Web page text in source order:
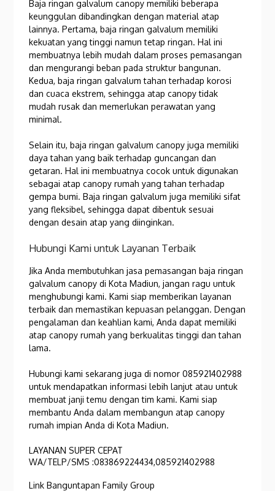
Baja ringan galvalum canopy memiliki beberapa
keunggulan dibandingkan dengan material atap
lainnya. Pertama, baja ringan galvalum memiliki
kekuatan yang tinggi namun tetap ringan. Hal ini
membuatnya lebih mudah dalam proses pemasangan
dan mengurangi beban pada struktur bangunan.
Kedua, baja ringan galvalum tahan terhadap korosi
dan cuaca ekstrem, sehingga atap canopy tidak
mudah rusak dan memerlukan perawatan yang
minimal.
Selain itu, baja ringan galvalum canopy juga memiliki
daya tahan yang baik terhadap guncangan dan
getaran. Hal ini membuatnya cocok untuk digunakan
sebagai atap canopy rumah yang tahan terhadap
gempa bumi. Baja ringan galvalum juga memiliki sifat
yang fleksibel, sehingga dapat dibentuk sesuai
dengan desain atap yang diinginkan.
Hubungi Kami untuk Layanan Terbaik
Jika Anda membutuhkan jasa pemasangan baja ringan
galvalum canopy di Kota Madiun, jangan ragu untuk
menghubungi kami. Kami siap memberikan layanan
terbaik dan memastikan kepuasan pelanggan. Dengan
pengalaman dan keahlian kami, Anda dapat memiliki
atap canopy rumah yang berkualitas tinggi dan tahan
lama.
Hubungi kami sekarang juga di nomor 085921402988
untuk mendapatkan informasi lebih lanjut atau untuk
membuat janji temu dengan tim kami. Kami siap
membantu Anda dalam membangun atap canopy
rumah impian Anda di Kota Madiun.
LAYANAN SUPER CEPAT
WA/TELP/SMS :083869224434,085921402988
Link Banguntapan Family Group